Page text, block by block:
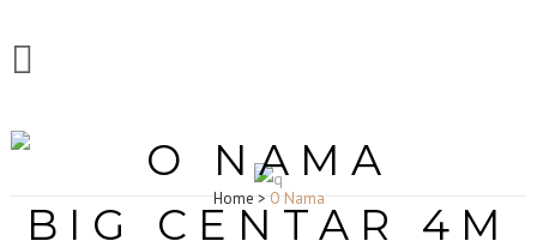
O NAMA
Home > O Nama
BIG CENTAR 4M